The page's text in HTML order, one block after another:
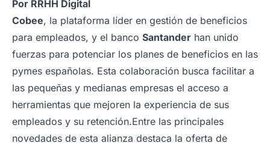
Por RRHH Digital
Cobee, la plataforma líder en gestión de beneficios
para empleados, y el banco Santander han unido
fuerzas para potenciar los planes de beneficios en las
pymes españolas. Esta colaboración busca facilitar a
las pequeñas y medianas empresas el acceso a
herramientas que mejoren la experiencia de sus
empleados y su retención.Entre las principales
novedades de esta alianza destaca la oferta de